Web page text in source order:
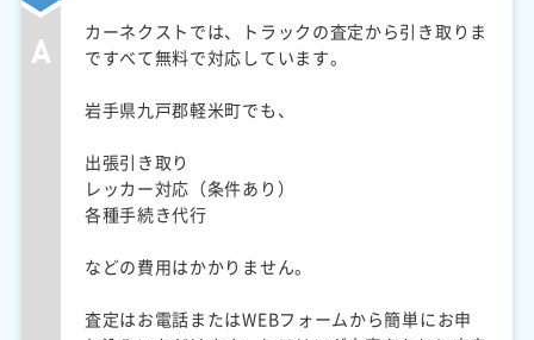
カーネクストでは、トラックの査定から引き取りま
ですべて無料で対応しています。
岩手県九戸郡軽米町でも、
出張引き取り
レッカー対応（条件あり）
各種手続き代行
などの費用はかかりません。
査定はお電話またはWEBフォームから簡単にお申